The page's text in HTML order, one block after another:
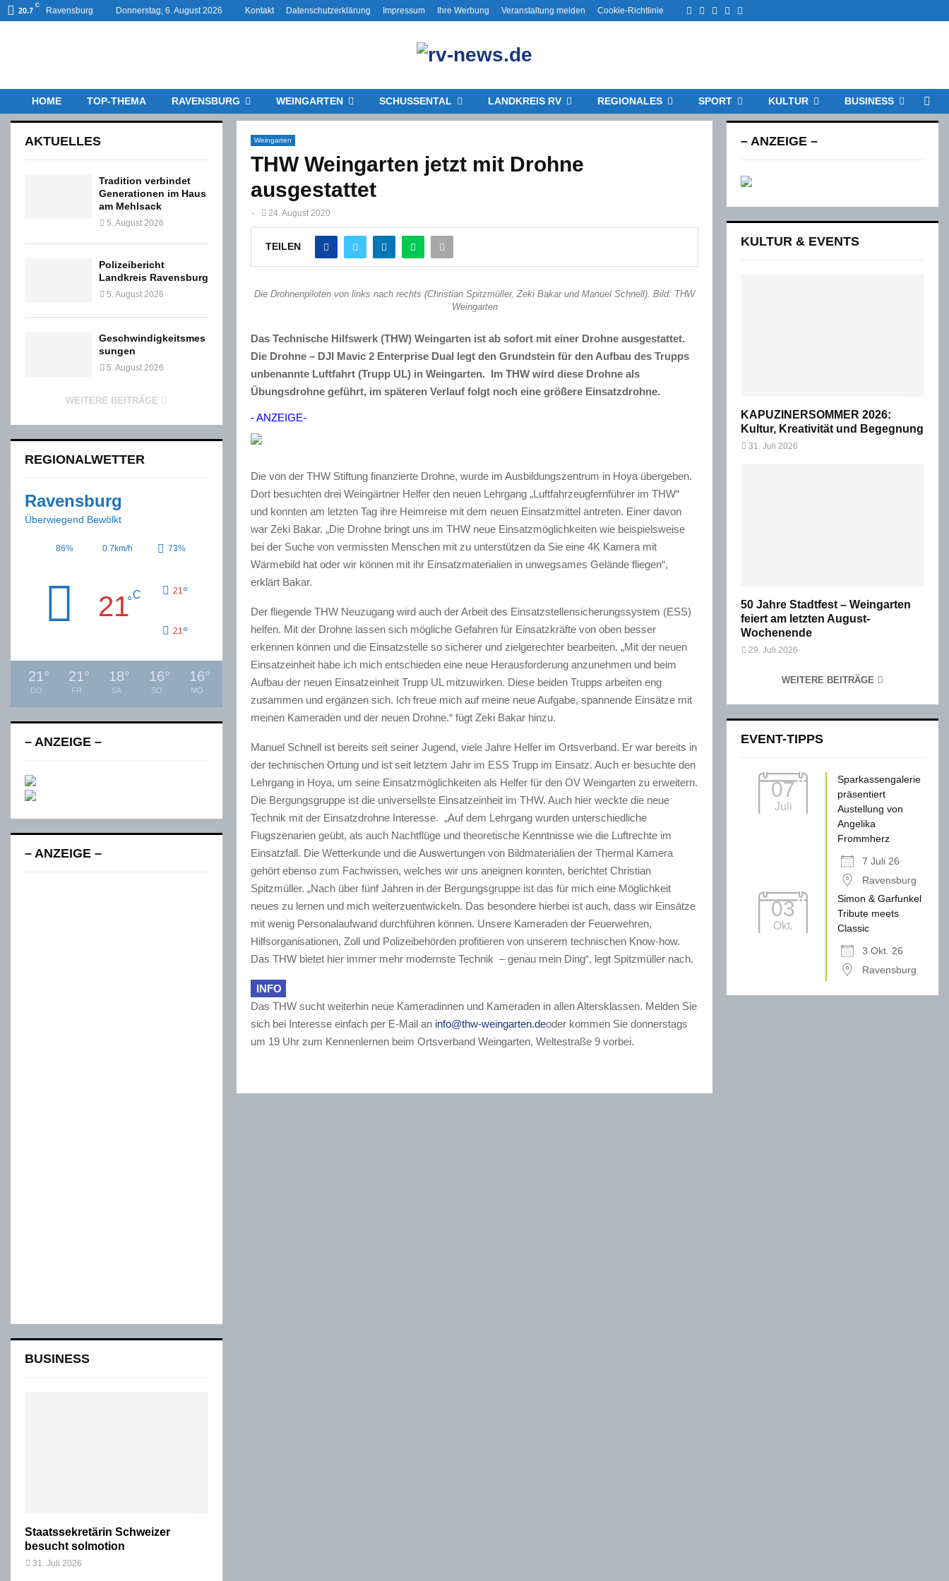
20.7
C
Ravensburg Donnerstag, 6. August 2026 Kontakt Datenschutzerklärung Impressum Ihre Werbung Veranstaltung melden Cookie-Richtlinie Facebook
TwitterInstagram
Email
HOME TOP-THEMA RAVENSBURG WEINGARTEN SCHUSSENTAL LANDKREIS RV REGIONALES SPORT KULTUR BUSINESS
Weingarten
THW Weingarten jetzt mit Drohne
ausgestattet
- 24. August 2020
TEILEN
Die Drohnenpiloten von links nach rechts (Christian Spitzmüller, Zeki Bakar und Manuel Schnell). Bild: THW
Weingarten
Das Technische Hilfswerk (THW) Weingarten ist ab sofort mit einer Drohne ausgestattet.
Die Drohne – DJI Mavic 2 Enterprise Dual legt den Grundstein für den Aufbau des Trupps
unbenannte Luftfahrt (Trupp UL) in Weingarten. Im THW wird diese Drohne als
Übungsdrohne geführt, im späteren Verlauf folgt noch eine größere Einsatzdrohne.
- ANZEIGE-
Die von der THW Stiftung finanzierte Drohne, wurde im Ausbildungszentrum in Hoya übergeben.
Dort besuchten drei Weingärtner Helfer den neuen Lehrgang „Luftfahrzeugfernführer im THW“
und konnten am letzten Tag ihre Heimreise mit dem neuen Einsatzmittel antreten. Einer davon
war Zeki Bakar. „Die Drohne bringt uns im THW neue Einsatzmöglichkeiten wie beispielsweise
bei der Suche von vermissten Menschen mit zu unterstützen da Sie eine 4K Kamera mit
Wärmebild hat oder wir können mit ihr Einsatzmaterialien in unwegsames Gelände fliegen“,
erklärt Bakar.
Der fliegende THW Neuzugang wird auch der Arbeit des Einsatzstellensicherungssystem (ESS)
helfen. Mit der Drohne lassen sich mögliche Gefahren für Einsatzkräfte von oben besser
erkennen können und die Einsatzstelle so sicherer und zielgerechter bearbeiten. „Mit der neuen
Einsatzeinheit habe ich mich entschieden eine neue Herausforderung anzunehmen und beim
Aufbau der neuen Einsatzeinheit Trupp UL mitzuwirken. Diese beiden Trupps arbeiten eng
zusammen und ergänzen sich. Ich freue mich auf meine neue Aufgabe, spannende Einsätze mit
meinen Kameraden und der neuen Drohne.“ fügt Zeki Bakar hinzu.
Manuel Schnell ist bereits seit seiner Jugend, viele Jahre Helfer im Ortsverband. Er war bereits in
der technischen Ortung und ist seit letztem Jahr im ESS Trupp im Einsatz. Auch er besuchte den
Lehrgang in Hoya, um seine Einsatzmöglichkeiten als Helfer für den OV Weingarten zu erweitern.
Die Bergungsgruppe ist die universellste Einsatzeinheit im THW. Auch hier weckte die neue
Technik mit der Einsatzdrohne Interesse. „Auf dem Lehrgang wurden unterschiedliche
Flugszenarien geübt, als auch Nachtflüge und theoretische Kenntnisse wie die Luftrechte im
Einsatzfall. Die Wetterkunde und die Auswertungen von Bildmaterialien der Thermal Kamera
gehört ebenso zum Fachwissen, welches wir uns aneignen konnten, berichtet Christian
Spitzmüller. „Nach über fünf Jahren in der Bergungsgruppe ist das für mich eine Möglichkeit
neues zu lernen und mich weiterzuentwickeln. Das besondere hierbei ist auch, dass wir Einsätze
mit wenig Personalaufwand durchführen können. Unsere Kameraden der Feuerwehren,
Hilfsorganisationen, Zoll und Polizeibehörden profitieren von unserem technischen Know-how.
Das THW bietet hier immer mehr modernste Technik – genau mein Ding“, legt Spitzmüller nach.
INFO
Das THW sucht weiterhin neue Kameradinnen und Kameraden in allen Altersklassen. Melden Sie
sich bei Interesse einfach per E-Mail an info@thw-weingarten.deoder kommen Sie donnerstags
um 19 Uhr zum Kennenlernen beim Ortsverband Weingarten, Weltestraße 9 vorbei.
AKTUELLES
Tradition verbindet
Generationen im Haus
am Mehlsack
5. August 2026
Polizeibericht
Landkreis Ravensburg
5. August 2026
Geschwindigkeitsmes
sungen
5. August 2026
WEITERE BEITRÄGE
REGIONALWETTER
Ravensburg
Überwiegend Bewölkt
86% 0.7km/h 73%
21°C 21 °
21 °
21°
DO
21°
FR
18°
SA
16°
SO
16°
MO
– ANZEIGE –
– ANZEIGE –
BUSINESS
Staatssekretärin Schweizer
besucht solmotion
31. Juli 2026
– ANZEIGE –
KULTUR & EVENTS
KAPUZINERSOMMER 2026:
Kultur, Kreativität und Begegnung
31. Juli 2026
50 Jahre Stadtfest – Weingarten
feiert am letzten August-
Wochenende
29. Juli 2026
WEITERE BEITRÄGE
EVENT-TIPPS
07
Juli
Sparkassengalerie
präsentiert
Austellung von
Angelika
Frommherz
7 Juli 26
Ravensburg
03
Okt.
Simon & Garfunkel
Tribute meets
Classic
3 Okt. 26
Ravensburg